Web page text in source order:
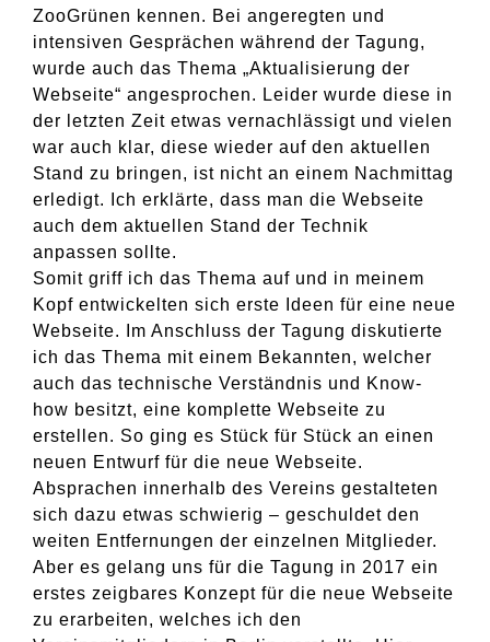
ZooGrünen kennen. Bei angeregten und
intensiven Gesprächen während der Tagung,
wurde auch das Thema „Aktualisierung der
Webseite“ angesprochen. Leider wurde diese in
der letzten Zeit etwas vernachlässigt und vielen
war auch klar, diese wieder auf den aktuellen
Stand zu bringen, ist nicht an einem Nachmittag
erledigt. Ich erklärte, dass man die Webseite
auch dem aktuellen Stand der Technik
anpassen sollte.
Somit griff ich das Thema auf und in meinem
Kopf entwickelten sich erste Ideen für eine neue
Webseite. Im Anschluss der Tagung diskutierte
ich das Thema mit einem Bekannten, welcher
auch das technische Verständnis und Know-
how besitzt, eine komplette Webseite zu
erstellen. So ging es Stück für Stück an einen
neuen Entwurf für die neue Webseite.
Absprachen innerhalb des Vereins gestalteten
sich dazu etwas schwierig – geschuldet den
weiten Entfernungen der einzelnen Mitglieder.
Aber es gelang uns für die Tagung in 2017 ein
erstes zeigbares Konzept für die neue Webseite
zu erarbeiten, welches ich den